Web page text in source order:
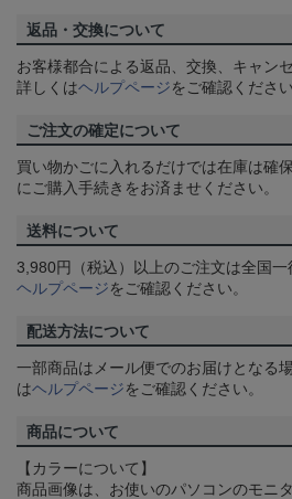
返品・交換について
お客様都合による返品、交換、キャン
詳しくはヘルプページをご確認ください
ご注文の確定について
買い物かごに入れるだけでは在庫は確
にご購入手続きをお済ませください。
送料について
3,980円（税込）以上のご注文は全国
ヘルプページをご確認ください。
配送方法について
一部商品はメール便でのお届けとなる
はヘルプページをご確認ください。
商品について
【カラーについて】
商品画像は、お使いのパソコンのモニ